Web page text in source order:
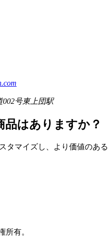
号東上団駅
品はありますか？
タマイズし、より価値のある
所有。